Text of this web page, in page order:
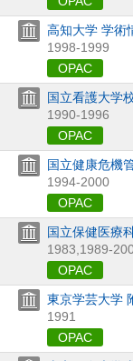
高知大学 学術
1998-1999
OPAC
国立看護大学
1990-1996
OPAC
国立健康危機
1994-2000
OPAC
国立保健医療
1983, 1989-
OPAC
東京学芸大学
1991
OPAC